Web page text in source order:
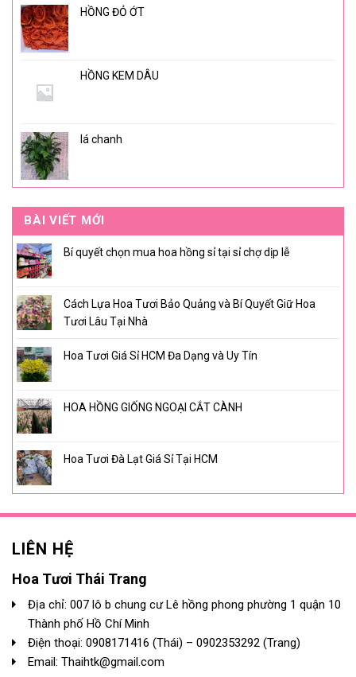
HỒNG ĐỎ ỚT
HỒNG KEM DÂU
lá chanh
BÀI VIẾT MỚI
Bí quyết chọn mua hoa hồng sỉ tại sỉ chợ dịp lễ
Cách Lựa Hoa Tươi Bảo Quảng và Bí Quyết Giữ Hoa
Tươi Lâu Tại Nhà
Hoa Tươi Giá Sỉ HCM Đa Dạng và Uy Tín
HOA HỒNG GIỐNG NGOẠI CẮT CÀNH
Hoa Tươi Đà Lạt Giá Sỉ Tại HCM
LIÊN HỆ
Hoa Tươi Thái Trang
Địa chỉ: 007 lô b chung cư Lê hồng phong phường 1 quận 10
Thành phố Hồ Chí Minh
Điện thoại: 0908171416 (Thái) – 0902353292 (Trang)
Email: Thaihtk@gmail.com